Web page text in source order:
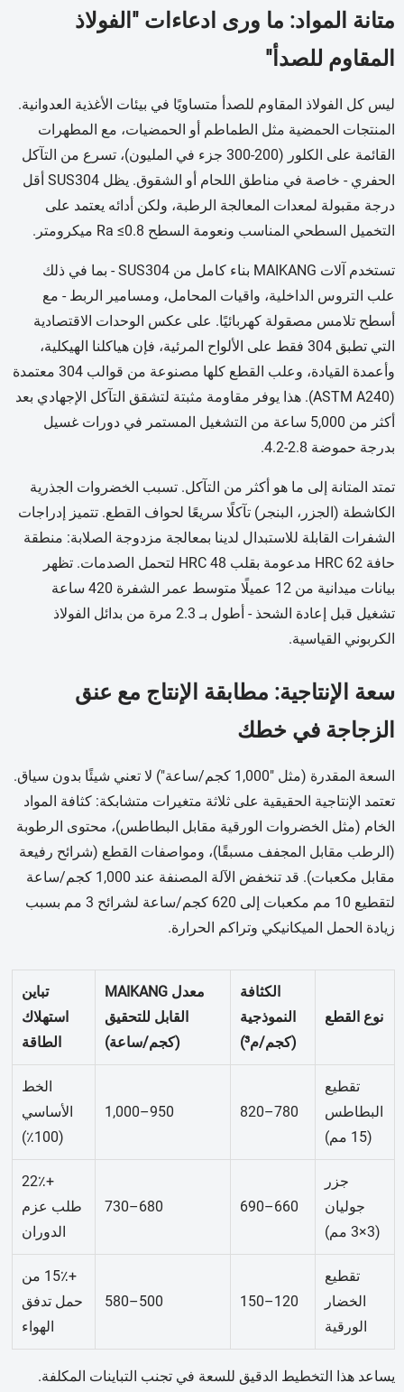
متانة المواد: ما ورى ادعاءات "الفولاذ
المقاوم للصدأ"
ليس كل الفولاذ المقاوم للصدأ متساويًا في بيئات الأغذية العدوانية.
المنتجات الحمضية مثل الطماطم أو الحمضيات، مع المطهرات
القائمة على الكلور (200-300 جزء في المليون)، تسرع من التآكل
الحفري - خاصة في مناطق اللحام أو الشقوق. يظل SUS304 أقل
درجة مقبولة لمعدات المعالجة الرطبة، ولكن أدائه يعتمد على
التخميل السطحي المناسب ونعومة السطح Ra ≤0.8 ميكرومتر.
تستخدم آلات MAIKANG بناء كامل من SUS304 - بما في ذلك
علب التروس الداخلية، واقيات المحامل، ومسامير الربط - مع
أسطح تلامس مصقولة كهربائيًا. على عكس الوحدات الاقتصادية
التي تطبق 304 فقط على الألواح المرئية، فإن هياكلنا الهيكلية،
وأعمدة القيادة، وعلب القطع كلها مصنوعة من قوالب 304 معتمدة
(ASTM A240). هذا يوفر مقاومة مثبتة لتشقق التآكل الإجهادي بعد
أكثر من 5,000 ساعة من التشغيل المستمر في دورات غسيل
بدرجة حموضة 2.8-4.2.
تمتد المتانة إلى ما هو أكثر من التآكل. تسبب الخضروات الجذرية
الكاشطة (الجزر، البنجر) تآكلًا سريعًا لحواف القطع. تتميز إدراجات
الشفرات القابلة للاستبدال لدينا بمعالجة مزدوجة الصلابة: منطقة
حافة HRC 62 مدعومة بقلب HRC 48 لتحمل الصدمات. تظهر
بيانات ميدانية من 12 عميلًا متوسط عمر الشفرة 420 ساعة
تشغيل قبل إعادة الشحذ - أطول بـ 2.3 مرة من بدائل الفولاذ
الكربوني القياسية.
سعة الإنتاجية: مطابقة الإنتاج مع عنق
الزجاجة في خطك
السعة المقدرة (مثل "1,000 كجم/ساعة") لا تعني شيئًا بدون سياق.
تعتمد الإنتاجية الحقيقية على ثلاثة متغيرات متشابكة: كثافة المواد
الخام (مثل الخضروات الورقية مقابل البطاطس)، محتوى الرطوبة
(الرطب مقابل المجفف مسبقًا)، ومواصفات القطع (شرائح رفيعة
مقابل مكعبات). قد تنخفض الآلة المصنفة عند 1,000 كجم/ساعة
لتقطيع 10 مم مكعبات إلى 620 كجم/ساعة لشرائح 3 مم بسبب
زيادة الحمل الميكانيكي وتراكم الحرارة.
نوع القطع
الكثافة
النموذجية
(كجم/م³)
معدل MAIKANG
القابل للتحقيق
(كجم/ساعة)
تباين
استهلاك
الطاقة
تقطيع
البطاطس
(15 مم)
780–820
950–1,000
الخط
الأساسي
(100٪)
جزر
جوليان
(3×3 مم)
660–690
680–730
+22٪
طلب عزم
الدوران
تقطيع
الخضار
الورقية
120–150
500–580
+15٪ من
حمل تدفق
الهواء
يساعد هذا التخطيط الدقيق للسعة في تجنب التباينات المكلفة.